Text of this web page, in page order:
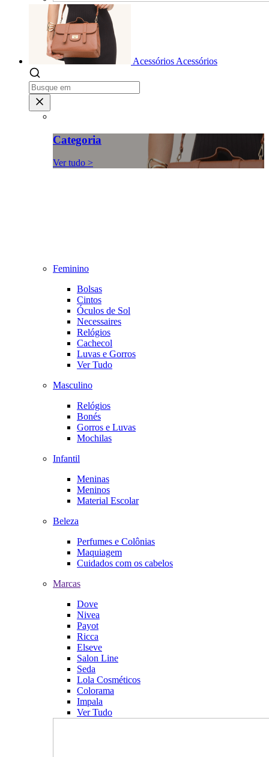
Acessórios Acessórios
Categoria
Ver tudo >
Feminino
Bolsas
Cintos
Óculos de Sol
Necessaires
Relógios
Cachecol
Luvas e Gorros
Ver Tudo
Masculino
Relógios
Bonés
Gorros e Luvas
Mochilas
Infantil
Meninas
Meninos
Material Escolar
Beleza
Perfumes e Colônias
Maquiagem
Cuidados com os cabelos
Marcas
Dove
Nivea
Payot
Ricca
Elseve
Salon Line
Seda
Lola Cosméticos
Colorama
Impala
Ver Tudo